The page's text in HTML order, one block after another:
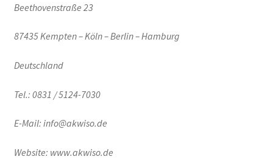
Beethovenstraße 23
87435 Kempten – Köln – Berlin – Hamburg
Deutschland
Tel.: 0831 / 5124-7030
E-Mail: info@akwiso.de
Website: www.akwiso.de